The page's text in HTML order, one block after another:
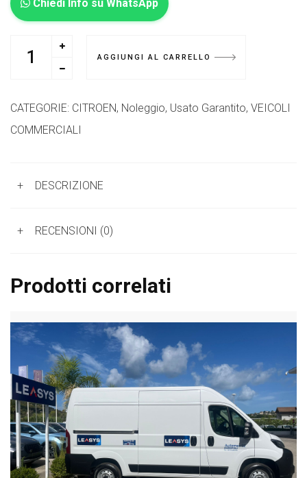
Chiedi Info su WhatsApp
AGGIUNGI AL CARRELLO
CATEGORIE: CITROEN, Noleggio, Usato Garantito, VEICOLI
COMMERCIALI
+ DESCRIZIONE
+ RECENSIONI (0)
Prodotti correlati